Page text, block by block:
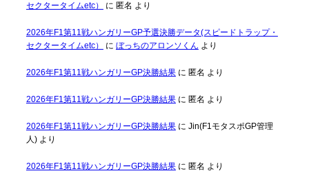
セクタータイムetc）
に 匿名 より
2026年F1第11戦ハンガリーGP予選決勝データ(スピードトラップ・
セクタータイムetc）
に ぼっちのアロンソくん より
2026年F1第11戦ハンガリーGP決勝結果に 匿名 より
2026年F1第11戦ハンガリーGP決勝結果に 匿名 より
2026年F1第11戦ハンガリーGP決勝結果に Jin(F1モタスポGP管理
人)より
2026年F1第11戦ハンガリーGP決勝結果に 匿名 より